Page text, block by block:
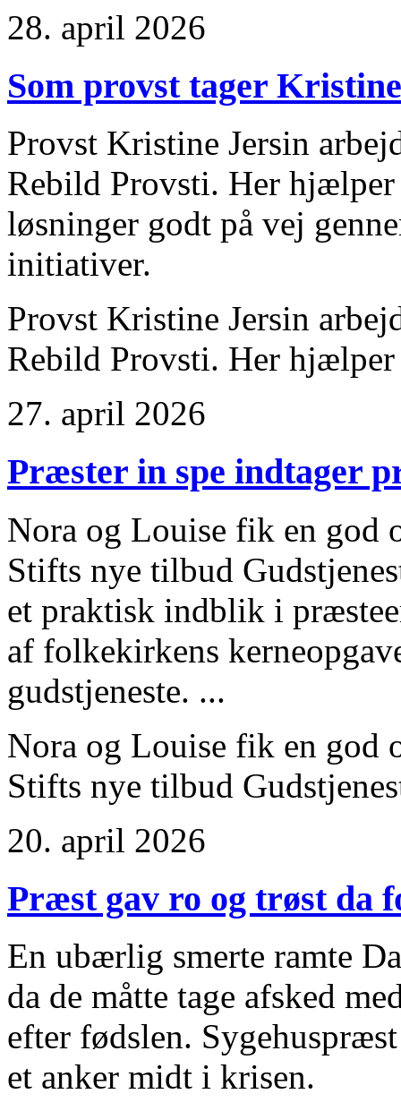
28. april 2026
Som provst tager
Provst Kristine Jersin
Rebild Provsti. Her
løsninger godt på vej
initiativer.
Provst Kristine Jersin
Rebild Provsti. Her
27. april 2026
Præster in spe indtager
Nora og Louise fik en god
Stifts nye tilbud
et praktisk indblik i
af folkekirkens
gudstjeneste. ...
Nora og Louise fik en god
Stifts nye tilbud
20. april 2026
Præst gav ro og trøst da
En ubærlig smerte ramte
da de måtte tage afsked
efter fødslen.
et anker midt i krisen.